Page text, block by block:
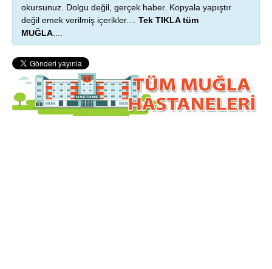
okursunuz. Dolgu değil, gerçek haber. Kopyala yapıştır
değil emek verilmiş içerikler.... Tek TIKLA tüm
MUĞLA